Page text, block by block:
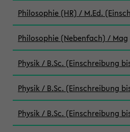
Philosophie (HR) / M.Ed.
Philosophie (Nebenfach) / Mag
Physik / B.Sc. (Einschreibung
Physik / B.Sc. (Einschreibung
Physik / B.Sc. (Einschreibung